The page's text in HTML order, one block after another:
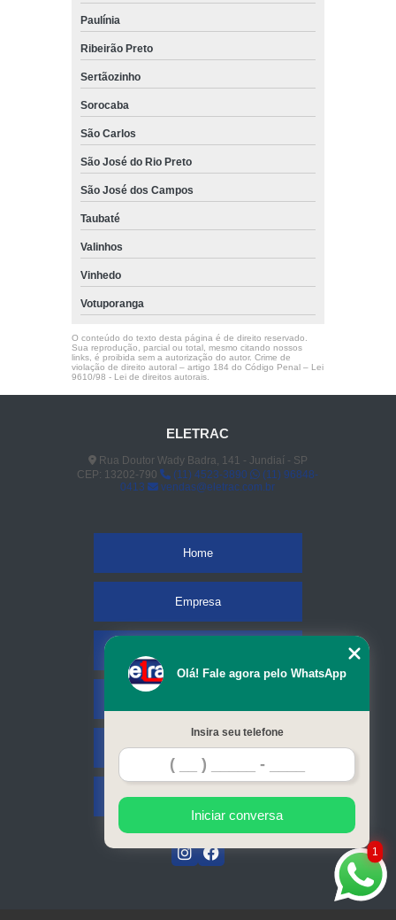
Paulínia
Ribeirão Preto
Sertãozinho
Sorocaba
São Carlos
São José do Rio Preto
São José dos Campos
Taubaté
Valinhos
Vinhedo
Votuporanga
O conteúdo do texto desta página é de direito reservado.
Sua reprodução, parcial ou total, mesmo citando nossos
links, é proibida sem a autorização do autor. Crime de
violação de direito autoral – artigo 184 do Código Penal – Lei
9610/98 - Lei de direitos autorais.
ELETRAC
Rua Doutor Wady Badra, 141 - Jundiaí - SP
CEP: 13202-790
(11) 4523-3890
(11) 96848-
0413
vendas@eletrac.com.br
Home
Empresa
Contato
Mapa do site
1
Olá! Fale agora pelo WhatsApp
Insira seu telefone
Iniciar conversa